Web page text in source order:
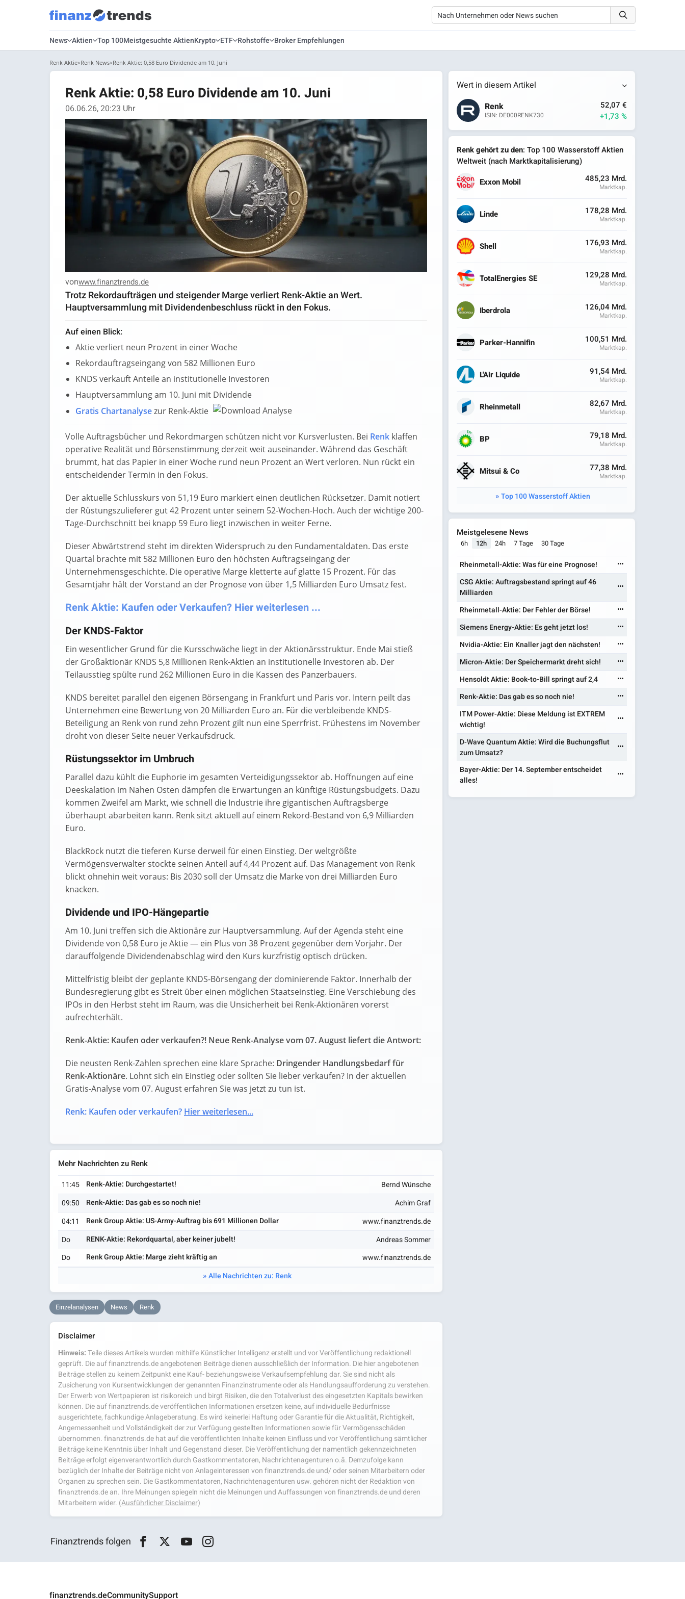
News Aktien Top 100Meistgesuchte AktienKrypto ETF Rohstoffe Broker Empfehlungen
Renk Aktie Renk News Renk Aktie: 0,58 Euro Dividende am 10. Juni
Renk Aktie: 0,58 Euro Dividende am 10. Juni
06.06.26, 20:23 Uhr
vonwww.finanztrends.de
Trotz Rekordaufträgen und steigender Marge verliert Renk-Aktie an Wert.
Hauptversammlung mit Dividendenbeschluss rückt in den Fokus.
Auf einen Blick:
Aktie verliert neun Prozent in einer Woche
Rekordauftragseingang von 582 Millionen Euro
KNDS verkauft Anteile an institutionelle Investoren
Hauptversammlung am 10. Juni mit Dividende
Gratis Chartanalysezur Renk-Aktie
Volle Auftragsbücher und Rekordmargen schützen nicht vor Kursverlusten. Bei Renk klaffen
operative Realität und Börsenstimmung derzeit weit auseinander. Während das Geschäft
brummt, hat das Papier in einer Woche rund neun Prozent an Wert verloren. Nun rückt ein
entscheidender Termin in den Fokus.
Der aktuelle Schlusskurs von 51,19 Euro markiert einen deutlichen Rücksetzer. Damit notiert
der Rüstungszulieferer gut 42 Prozent unter seinem 52-Wochen-Hoch. Auch der wichtige 200-
Tage-Durchschnitt bei knapp 59 Euro liegt inzwischen in weiter Ferne.
Dieser Abwärtstrend steht im direkten Widerspruch zu den Fundamentaldaten. Das erste
Quartal brachte mit 582 Millionen Euro den höchsten Auftragseingang der
Unternehmensgeschichte. Die operative Marge kletterte auf glatte 15 Prozent. Für das
Gesamtjahr hält der Vorstand an der Prognose von über 1,5 Milliarden Euro Umsatz fest.
Renk Aktie: Kaufen oder Verkaufen? Hier weiterlesen ...
Der KNDS-Faktor
Ein wesentlicher Grund für die Kursschwäche liegt in der Aktionärsstruktur. Ende Mai stieß
der Großaktionär KNDS 5,8 Millionen Renk-Aktien an institutionelle Investoren ab. Der
Teilausstieg spülte rund 262 Millionen Euro in die Kassen des Panzerbauers.
KNDS bereitet parallel den eigenen Börsengang in Frankfurt und Paris vor. Intern peilt das
Unternehmen eine Bewertung von 20 Milliarden Euro an. Für die verbleibende KNDS-
Beteiligung an Renk von rund zehn Prozent gilt nun eine Sperrfrist. Frühestens im November
droht von dieser Seite neuer Verkaufsdruck.
Rüstungssektor im Umbruch
Parallel dazu kühlt die Euphorie im gesamten Verteidigungssektor ab. Hoffnungen auf eine
Deeskalation im Nahen Osten dämpfen die Erwartungen an künftige Rüstungsbudgets. Dazu
kommen Zweifel am Markt, wie schnell die Industrie ihre gigantischen Auftragsberge
überhaupt abarbeiten kann. Renk sitzt aktuell auf einem Rekord-Bestand von 6,9 Milliarden
Euro.
BlackRock nutzt die tieferen Kurse derweil für einen Einstieg. Der weltgrößte
Vermögensverwalter stockte seinen Anteil auf 4,44 Prozent auf. Das Management von Renk
blickt ohnehin weit voraus: Bis 2030 soll der Umsatz die Marke von drei Milliarden Euro
knacken.
Dividende und IPO-Hängepartie
Am 10. Juni treffen sich die Aktionäre zur Hauptversammlung. Auf der Agenda steht eine
Dividende von 0,58 Euro je Aktie — ein Plus von 38 Prozent gegenüber dem Vorjahr. Der
darauffolgende Dividendenabschlag wird den Kurs kurzfristig optisch drücken.
Mittelfristig bleibt der geplante KNDS-Börsengang der dominierende Faktor. Innerhalb der
Bundesregierung gibt es Streit über einen möglichen Staatseinstieg. Eine Verschiebung des
IPOs in den Herbst steht im Raum, was die Unsicherheit bei Renk-Aktionären vorerst
aufrechterhält.
Renk-Aktie: Kaufen oder verkaufen?! Neue Renk-Analyse vom 07. August liefert die Antwort:
Die neusten Renk-Zahlen sprechen eine klare Sprache: Dringender Handlungsbedarf für
Renk-Aktionäre. Lohnt sich ein Einstieg oder sollten Sie lieber verkaufen? In der aktuellen
Gratis-Analyse vom 07. August erfahren Sie was jetzt zu tun ist.
Renk: Kaufen oder verkaufen? Hier weiterlesen...
Mehr Nachrichten zu Renk
11:45 Renk-Aktie: Durchgestartet!
Bernd Wünsche
09:50
Renk-Aktie: Das gab es so noch nie!
Achim Graf
04:11
Renk Group Aktie: US-Army-Auftrag bis 691 Millionen Dollar
www.finanztrends.de
Do
RENK-Aktie: Rekordquartal, aber keiner jubelt!
Andreas Sommer
Do
Renk Group Aktie: Marge zieht kräftig an
www.finanztrends.de
Alle Nachrichten zu: Renk
Einzelanalysen News Renk
Disclaimer
Hinweis:Teile dieses Artikels wurden mithilfe Künstlicher Intelligenz erstellt und vor Veröffentlichung redaktionell
geprüft. Die auf finanztrends.de angebotenen Beiträge dienen ausschließlich der Information. Die hier angebotenen
Beiträge stellen zu keinem Zeitpunkt eine Kauf- beziehungsweise Verkaufsempfehlung dar. Sie sind nicht als
Zusicherung von Kursentwicklungen der genannten Finanzinstrumente oder als Handlungsaufforderung zu verstehen.
Der Erwerb von Wertpapieren ist risikoreich und birgt Risiken, die den Totalverlust des eingesetzten Kapitals bewirken
können. Die auf finanztrends.de veröffentlichen Informationen ersetzen keine, auf individuelle Bedürfnisse
ausgerichtete, fachkundige Anlageberatung. Es wird keinerlei Haftung oder Garantie für die Aktualität, Richtigkeit,
Angemessenheit und Vollständigkeit der zur Verfügung gestellten Informationen sowie für Vermögensschäden
übernommen. finanztrends.de hat auf die veröffentlichten Inhalte keinen Einfluss und vor Veröffentlichung sämtlicher
Beiträge keine Kenntnis über Inhalt und Gegenstand dieser. Die Veröffentlichung der namentlich gekennzeichneten
Beiträge erfolgt eigenverantwortlich durch Gastkommentatoren, Nachrichtenagenturen o.ä. Demzufolge kann
bezüglich der Inhalte der Beiträge nicht von Anlageinteressen von finanztrends.de und/ oder seinen Mitarbeitern oder
Organen zu sprechen sein. Die Gastkommentatoren, Nachrichtenagenturen usw. gehören nicht der Redaktion von
finanztrends.de an. Ihre Meinungen spiegeln nicht die Meinungen und Auffassungen von finanztrends.de und deren
Mitarbeitern wider. (Ausführlicher Disclaimer)
Wert in diesem Artikel
Renk
ISIN: DE000RENK730
52,07 €
+1,73 %
Renk gehört zu den: Top 100 Wasserstoff Aktien
Weltweit (nach Marktkapitalisierung)
Exxon Mobil
485,23 Mrd.
Marktkap.
Linde 178,28 Mrd.
Marktkap.
Shell 176,93 Mrd.
Marktkap.
TotalEnergies SE 129,28 Mrd.
Marktkap.
Iberdrola 126,04 Mrd.
Marktkap.
Parker-Hannifin 100,51 Mrd.
Marktkap.
L'Air Liquide 91,54 Mrd.
Marktkap.
Rheinmetall 82,67 Mrd.
Marktkap.
BP 79,18 Mrd.
Marktkap.
Mitsui & Co 77,38 Mrd.
Marktkap.
Top 100 Wasserstoff Aktien
Meistgelesene News
6h 12h 24h 7 Tage 30 Tage
Rheinmetall-Aktie: Was für eine Prognose!
CSG Aktie: Auftragsbestand springt auf 46
Milliarden
Rheinmetall-Aktie: Der Fehler der Börse!
Siemens Energy-Aktie: Es geht jetzt los!
Nvidia-Aktie: Ein Knaller jagt den nächsten!
Micron-Aktie: Der Speichermarkt dreht sich!
Hensoldt Aktie: Book-to-Bill springt auf 2,4
Renk-Aktie: Das gab es so noch nie!
ITM Power-Aktie: Diese Meldung ist EXTREM
wichtig!
D-Wave Quantum Aktie: Wird die Buchungsflut
zum Umsatz?
Bayer-Aktie: Der 14. September entscheidet
alles!
Finanztrends folgen
finanztrends.deCommunitySupport